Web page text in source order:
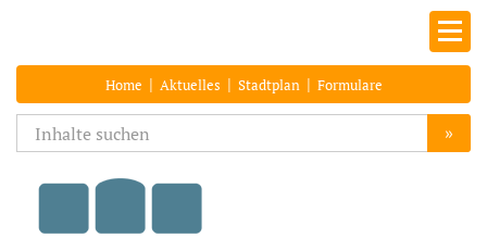
Home | Aktuelles | Stadtplan | Formulare
»